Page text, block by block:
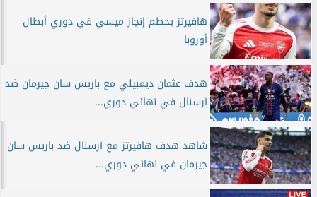
هافيرتز يحطم إنجاز ميسي في دوري أبطال
أوروبا
هدف عثمان ديمبيلي مع باريس سان جيرمان ضد
آرسنال في نهائي دوري...
شاهد هدف هافيرتز مع آرسنال ضد باريس سان
جيرمان في نهائي دوري...